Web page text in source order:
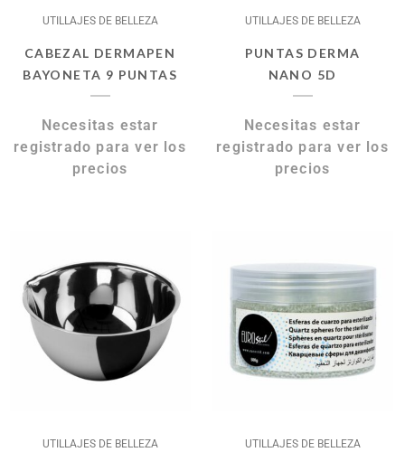
UTILLAJES DE BELLEZA
CABEZAL DERMAPEN
BAYONETA 9 PUNTAS
Necesitas estar
registrado para ver los
precios
UTILLAJES DE BELLEZA
PUNTAS DERMA
NANO 5D
Necesitas estar
registrado para ver los
precios
UTILLAJES DE BELLEZA UTILLAJES DE BELLEZA